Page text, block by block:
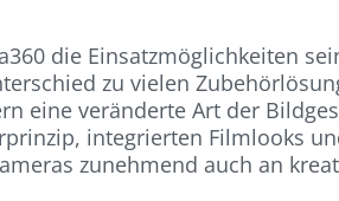
die Einsatzmöglichkeiten
zu vielen
eine veränderte Art der
integrierten Filmlooks
zunehmend auch an